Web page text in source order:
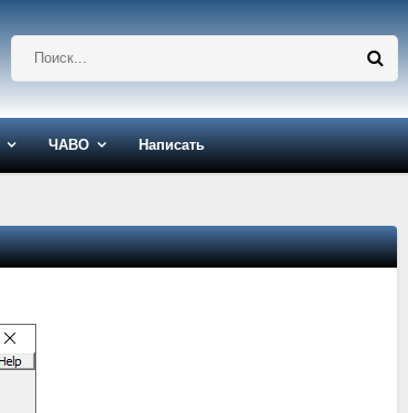
ЧАВО Написать